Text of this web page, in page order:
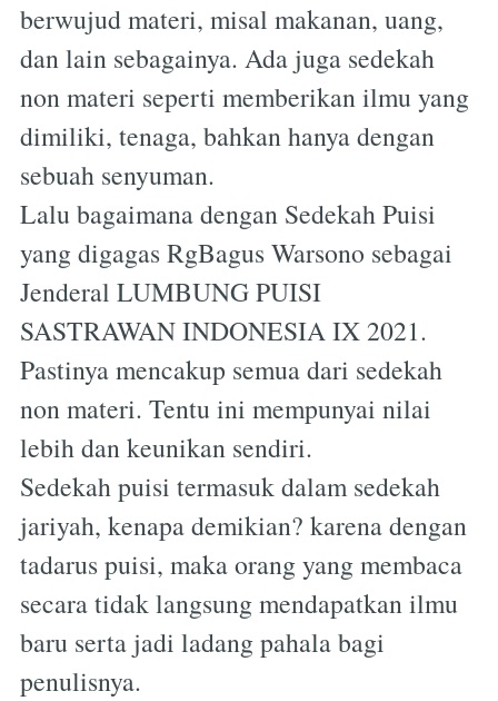
berwujud materi, misal makanan, uang,
dan lain sebagainya. Ada juga sedekah
non materi seperti memberikan ilmu yang
dimiliki, tenaga, bahkan hanya dengan
sebuah senyuman.
Lalu bagaimana dengan Sedekah Puisi
yang digagas RgBagus Warsono sebagai
Jenderal LUMBUNG PUISI
SASTRAWAN INDONESIA IX 2021.
Pastinya mencakup semua dari sedekah
non materi. Tentu ini mempunyai nilai
lebih dan keunikan sendiri.
Sedekah puisi termasuk dalam sedekah
jariyah, kenapa demikian? karena dengan
tadarus puisi, maka orang yang membaca
secara tidak langsung mendapatkan ilmu
baru serta jadi ladang pahala bagi
penulisnya.